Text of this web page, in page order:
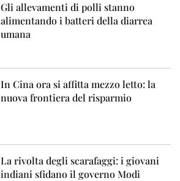
Gli allevamenti di polli stanno
alimentando i batteri della diarrea
umana
In Cina ora si affitta mezzo letto: la
nuova frontiera del risparmio
La rivolta degli scarafaggi: i giovani
indiani sfidano il governo Modi